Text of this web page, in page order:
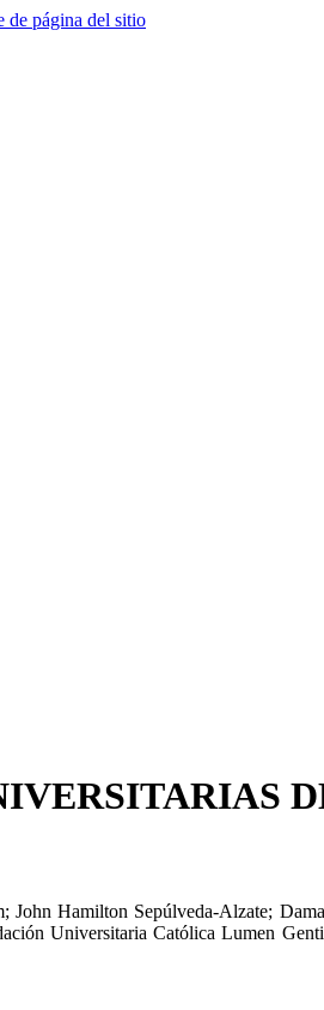
de página del sitio
; John Hamilton Sepúlveda-Alzate;
Universitaria Católica Lumen